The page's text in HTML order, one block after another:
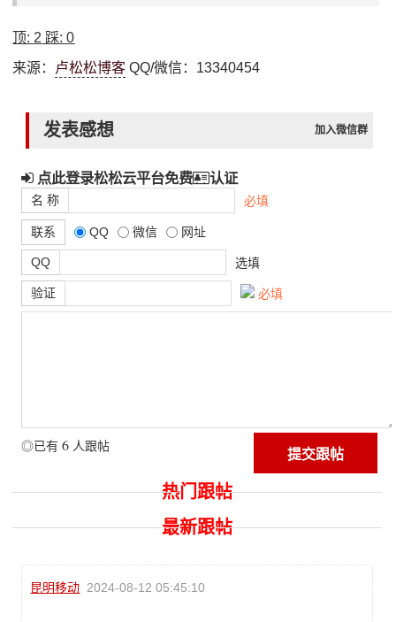
顶: 2 踩:0
来源： 卢松松博客 QQ/微信：13340454
发表感想 加入微信群
点此登录松松云平台免费 认证
名 称 必填
联系 QQ 微信 网址
QQ 选填
验证 必填
◎已有 6 人跟帖
热门跟帖
最新跟帖
昆明移动 2024-08-12 05:45:10